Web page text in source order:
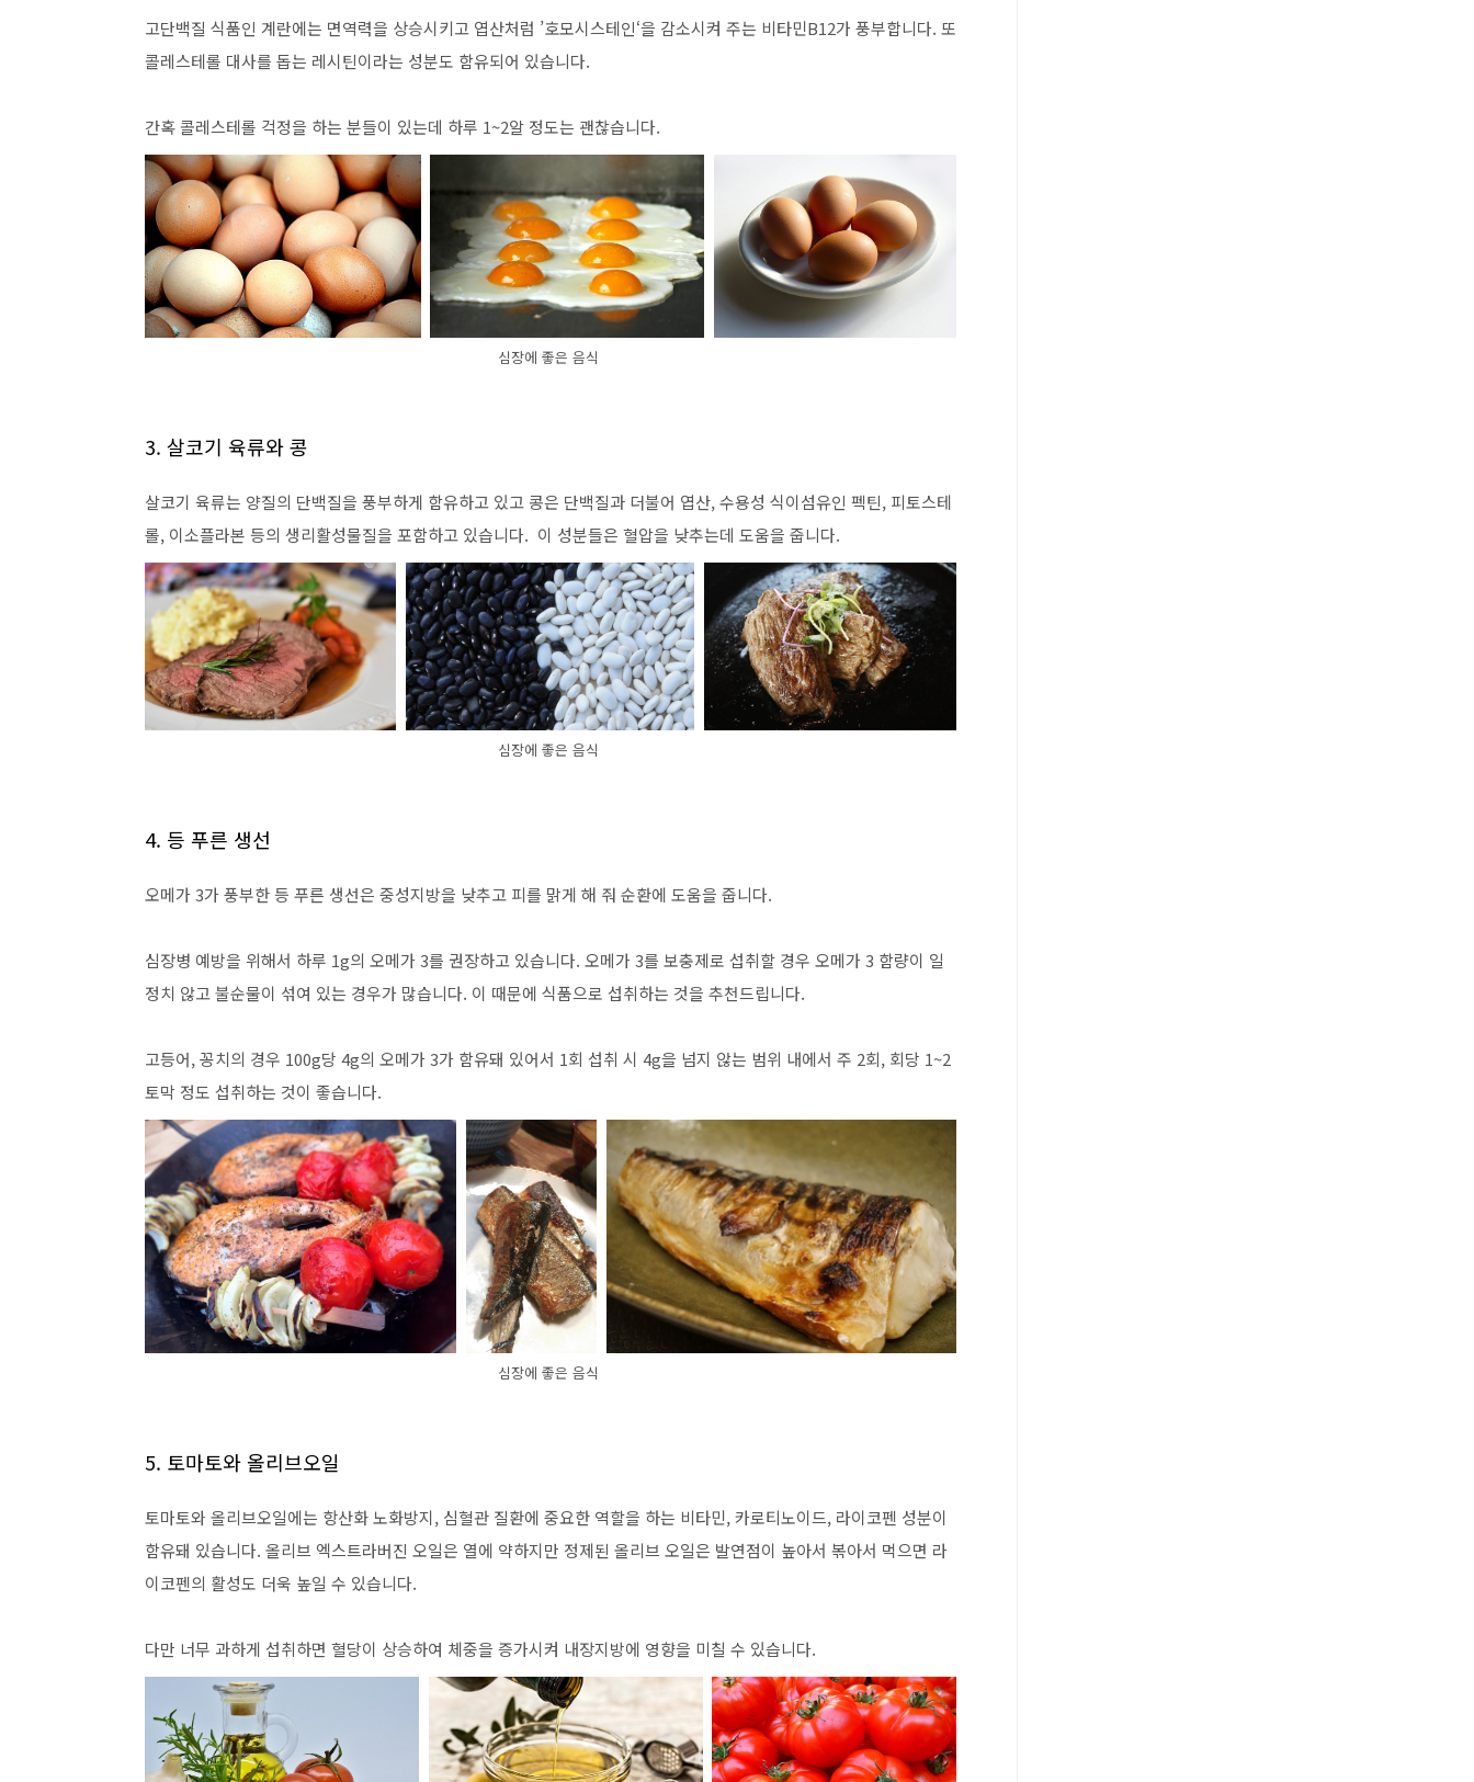
고단백질 식품인 계란에는 면역력을 상승시키고 엽산처럼 ’호모시스테인‘을 감소시켜 주는 비타민B12가 풍부합니다. 또
콜레스테롤 대사를 돕는 레시틴이라는 성분도 함유되어 있습니다.
간혹 콜레스테롤 걱정을 하는 분들이 있는데 하루 1~2알 정도는 괜찮습니다.
심장에 좋은 음식
3. 살코기 육류와 콩
살코기 육류는 양질의 단백질을 풍부하게 함유하고 있고 콩은 단백질과 더불어 엽산, 수용성 식이섬유인 펙틴, 피토스테
롤, 이소플라본 등의 생리활성물질을 포함하고 있습니다. 이 성분들은 혈압을 낮추는데 도움을 줍니다.
심장에 좋은 음식
4. 등 푸른 생선
오메가 3가 풍부한 등 푸른 생선은 중성지방을 낮추고 피를 맑게 해 줘 순환에 도움을 줍니다.
심장병 예방을 위해서 하루 1g의 오메가 3를 권장하고 있습니다. 오메가 3를 보충제로 섭취할 경우 오메가 3 함량이 일
정치 않고 불순물이 섞여 있는 경우가 많습니다. 이 때문에 식품으로 섭취하는 것을 추천드립니다.
고등어, 꽁치의 경우 100g당 4g의 오메가 3가 함유돼 있어서 1회 섭취 시 4g을 넘지 않는 범위 내에서 주 2회, 회당 1~2
토막 정도 섭취하는 것이 좋습니다.
심장에 좋은 음식
5. 토마토와 올리브오일
토마토와 올리브오일에는 항산화 노화방지, 심혈관 질환에 중요한 역할을 하는 비타민, 카로티노이드, 라이코펜 성분이
함유돼 있습니다. 올리브 엑스트라버진 오일은 열에 약하지만 정제된 올리브 오일은 발연점이 높아서 볶아서 먹으면 라
이코펜의 활성도 더욱 높일 수 있습니다.
다만 너무 과하게 섭취하면 혈당이 상승하여 체중을 증가시켜 내장지방에 영향을 미칠 수 있습니다.